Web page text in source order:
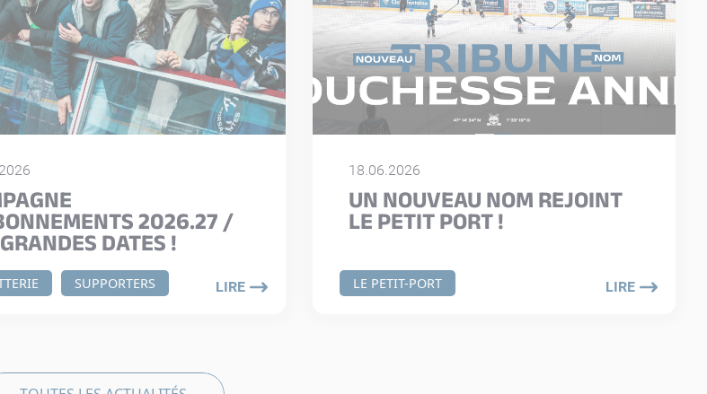
SUPPORTERS
2026.27 /
DATES !
LIRE LE PETIT-PORT
18.06.2026
UN NOUVEAU NOM REJOINT
LE PETIT PORT !
LIRE